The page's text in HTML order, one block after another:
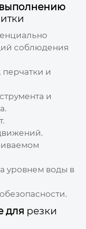
соблюдения
и
и
уровнем воды в
для резки